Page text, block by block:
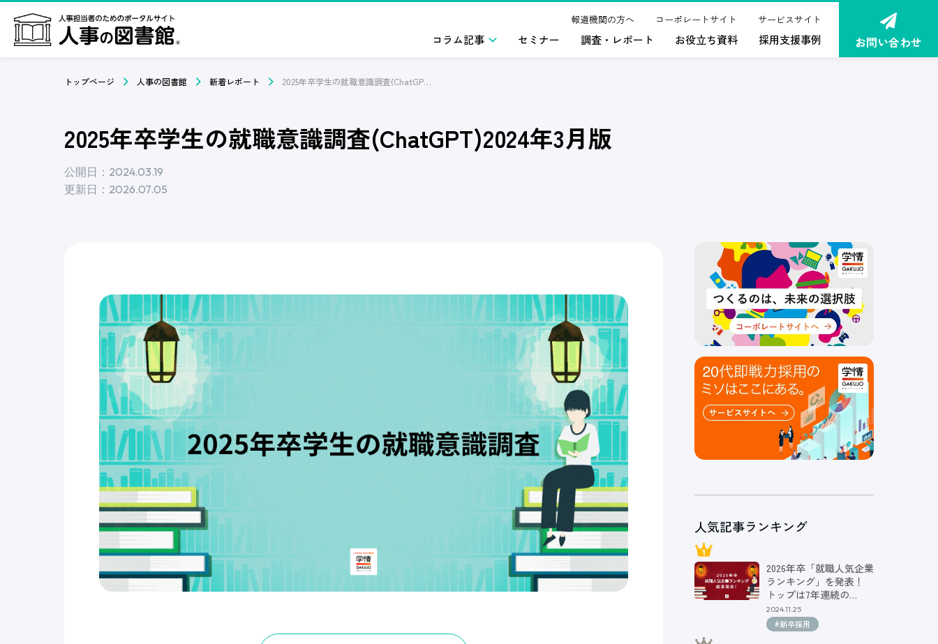
報道機関の方へ コーポレートサイト サービスサイト
コラム記事 セミナー 調査・レポート お役立ち資料 採用支援事例 お問い合わせ
トップページ 人事の図書館 新着レポート 2025年卒学生の就職意識調査(ChatGPT)2024年3月版
2025年卒学生の就職意識調査(ChatGPT)2024年3月版
公開日：2024.03.19
更新日：2026.07.05
人気記事ランキング
2026年卒「就職人気企業
ランキング」を発表！
トップは7年連続の…
2024.11.25
#新卒採用